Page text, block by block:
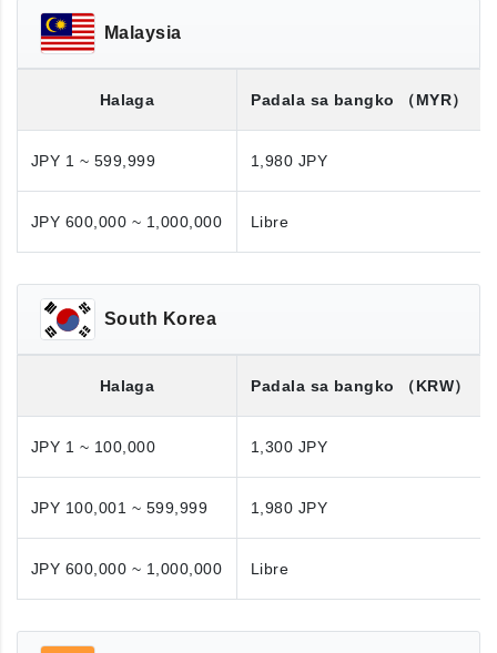
Malaysia
Halaga Padala sa bangko （MYR）
JPY 1 ~ 599,999 1,980 JPY
JPY 600,000 ~ 1,000,000 Libre
South Korea
Halaga Padala sa bangko （KRW）
JPY 1 ~ 100,000 1,300 JPY
JPY 100,001 ~ 599,999 1,980 JPY
JPY 600,000 ~ 1,000,000 Libre